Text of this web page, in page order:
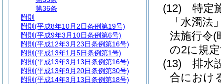
(12)
特定
「水濁法
法施行令(
の2に規
(13)
排水
合におけ
第36条
附則
附則 (平成8年10月2日条例第19号)
附則 (平成9年3月10日条例第6号)
附則 (平成12年3月23日条例第16号)
附則 (平成13年1月5日条例第1号)
附則 (平成13年3月13日条例第16号)
附則 (平成13年9月20日条例第30号)
附則 (平成14年3月13日条例第18号)